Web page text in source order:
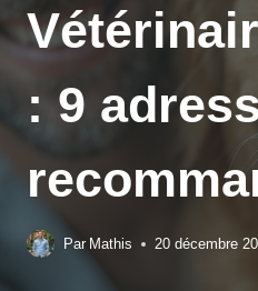
: 9
Par Mathis 20 décembre